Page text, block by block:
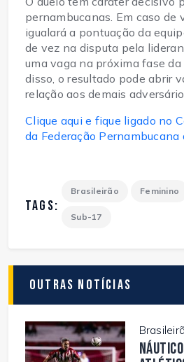
pernambucanas. Em caso de
igualará a pontuação da
de vez na disputa pela
uma vaga na próxima fase
disso, o resultado pode abrir
relação aos demais
Clique aqui e fique ligado no
da Federação Pernambucana
TAGS:
Brasileirão Feminino
Sub-17
Outras Notícias